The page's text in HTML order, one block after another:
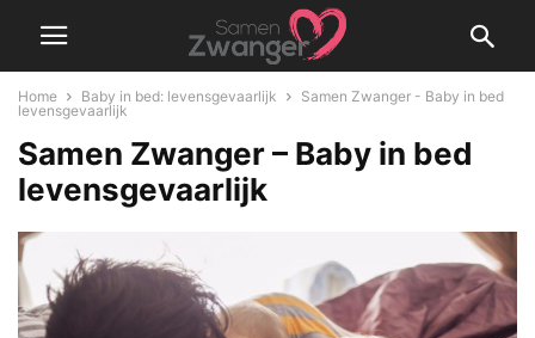
Home Baby in bed: levensgevaarlijk
Samen Zwanger - Baby in bed
levensgevaarlijk
Samen Zwanger – Baby in bed
levensgevaarlijk